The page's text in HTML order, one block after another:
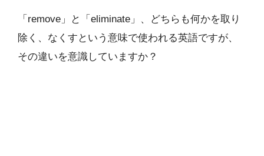
「remove」と「eliminate」、どちらも何かを取り
除く、なくすという意味で使われる英語ですが、
その違いを意識していますか？